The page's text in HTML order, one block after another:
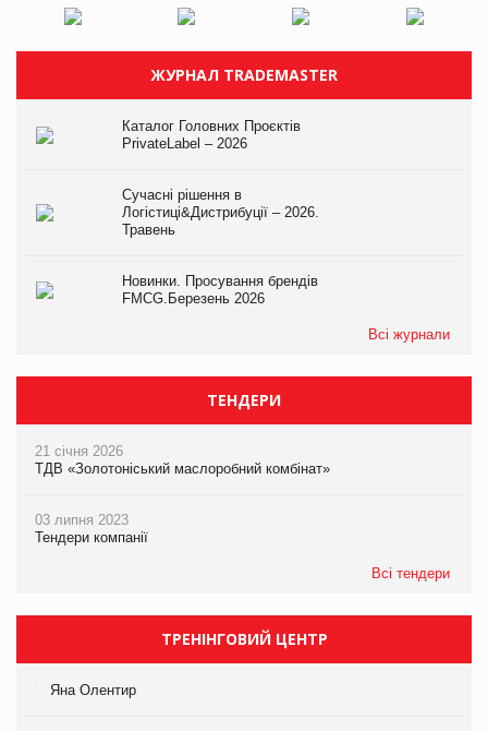
ЖУРНАЛ TRADEMASTER
Каталог Головних Проєктів
PrivateLabel – 2026
Сучасні рішення в
Логістиці&Дистрибуції – 2026.
Травень
Новинки. Просування брендів
FMCG.Березень 2026
Всі журнали
ТЕНДЕРИ
21 січня 2026
ТДВ «Золотоніський маслоробний комбінат»
03 липня 2023
Тендери компанії
Всі тендери
ТРЕНІНГОВИЙ ЦЕНТР
Яна Олентир